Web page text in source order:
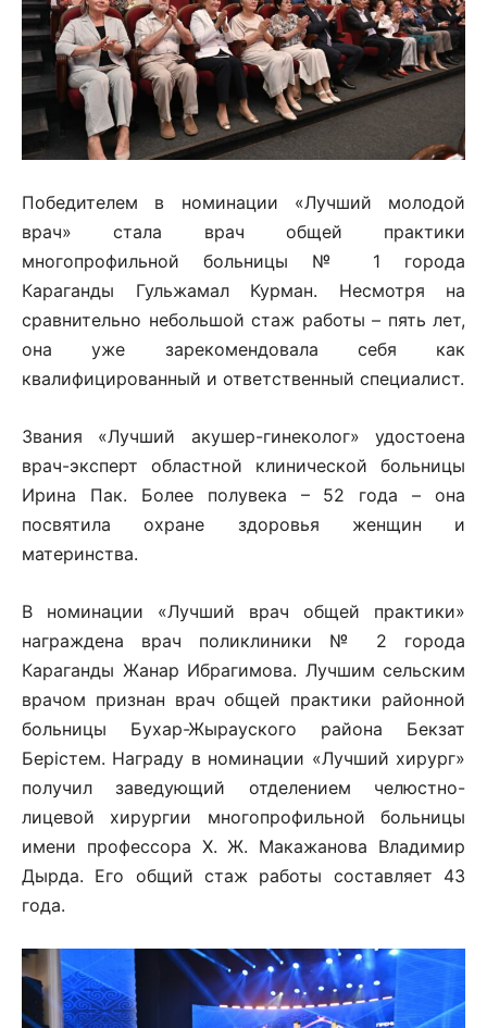
Победителем в номинации «Лучший молодой
врач» стала врач общей практики
многопрофильной больницы № 1 города
Караганды Гульжамал Курман. Несмотря на
сравнительно небольшой стаж работы – пять лет,
она уже зарекомендовала себя как
квалифицированный и ответственный специалист.
Звания «Лучший акушер-гинеколог» удостоена
врач-эксперт областной клинической больницы
Ирина Пак. Более полувека – 52 года – она
посвятила охране здоровья женщин и
материнства.
В номинации «Лучший врач общей практики»
награждена врач поликлиники № 2 города
Караганды Жанар Ибрагимова. Лучшим сельским
врачом признан врач общей практики районной
больницы Бухар-Жырауского района Бекзат
Берiстем. Награду в номинации «Лучший хирург»
получил заведующий отделением челюстно-
лицевой хирургии многопрофильной больницы
имени профессора Х. Ж. Макажанова Владимир
Дырда. Его общий стаж работы составляет 43
года.